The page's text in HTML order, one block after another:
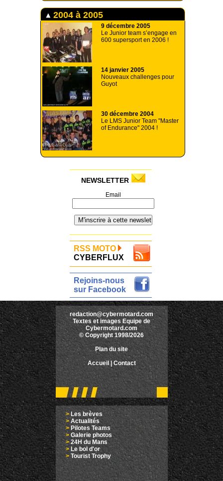
2004 à 2005
9 décembre 2005
Le Junior team s’engage en
600 supersport en 2006 !
14 janvier 2005
Nouveaux challenges pour
Guyot
30 décembre 2004
Le LMS Junior Team "Master
of Endurance" 2004 !
NEWSLETTER
Email
RSS MOTO
CYBERFLUX
Rejoins-nous
sur Facebook
redaction@cybermotard.com
Textes et images Equipe de
Cybermotard.com
© Copyright 1998/2026
Plan du site
Accueil |Contact
>Les brèves
> Actualités
> Pilotes Teams
>Galerie photos
>24H du Mans
>Le bol d'or
> Tourist Trophy